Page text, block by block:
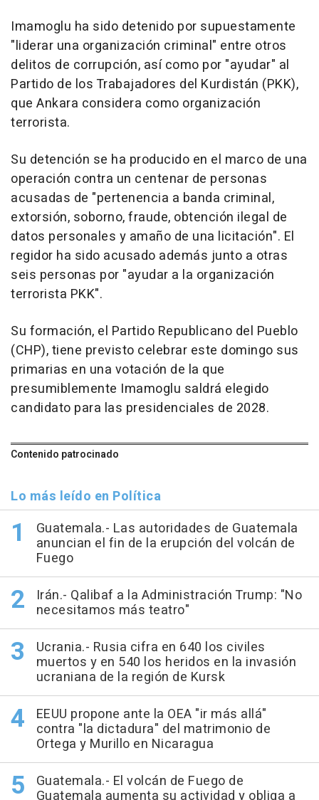
Imamoglu ha sido detenido por supuestamente
"liderar una organización criminal" entre otros
delitos de corrupción, así como por "ayudar" al
Partido de los Trabajadores del Kurdistán (PKK),
que Ankara considera como organización
terrorista.
Su detención se ha producido en el marco de una
operación contra un centenar de personas
acusadas de "pertenencia a banda criminal,
extorsión, soborno, fraude, obtención ilegal de
datos personales y amaño de una licitación". El
regidor ha sido acusado además junto a otras
seis personas por "ayudar a la organización
terrorista PKK".
Su formación, el Partido Republicano del Pueblo
(CHP), tiene previsto celebrar este domingo sus
primarias en una votación de la que
presumiblemente Imamoglu saldrá elegido
candidato para las presidenciales de 2028.
Contenido patrocinado
Lo más leído en Política
Guatemala.- Las autoridades de Guatemala
anuncian el fin de la erupción del volcán de
Fuego
Irán.- Qalibaf a la Administración Trump: "No
necesitamos más teatro"
Ucrania.- Rusia cifra en 640 los civiles
muertos y en 540 los heridos en la invasión
ucraniana de la región de Kursk
EEUU propone ante la OEA "ir más allá"
contra "la dictadura" del matrimonio de
Ortega y Murillo en Nicaragua
Guatemala.- El volcán de Fuego de
Guatemala aumenta su actividad y obliga a